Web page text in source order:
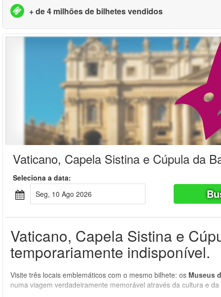
+ de 4 milhões de bilhetes vendidos
Vaticano, Capela Sistina e Cúpula da
Seleciona a data:
Seg, 10 Ago 2026
Vaticano, Capela Sistina e
temporariamente indisponível.
Visite três locais emblemáticos com o mesmo bilhete: os Museus
numa viagem verdadeiramente memorável através da cultura e da